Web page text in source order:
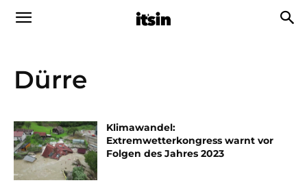
Dürre
Klimawandel:
Extremwetterkongress warnt vor
Folgen des Jahres 2023